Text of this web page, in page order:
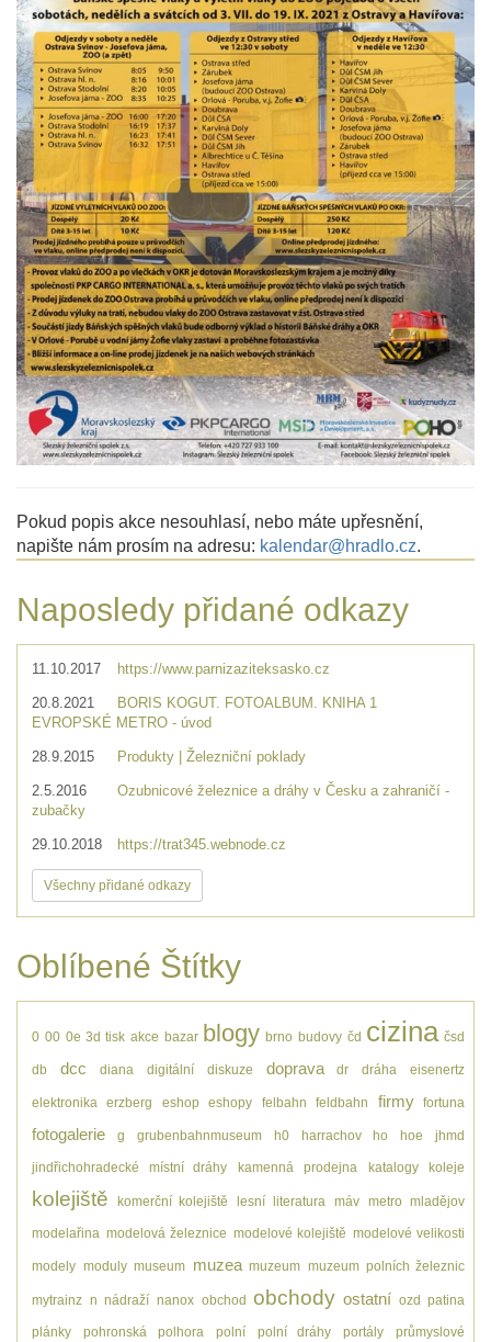
Pokud popis akce nesouhlasí, nebo máte upřesnění,
napište nám prosím na adresu: kalendar@hradlo.cz.
Naposledy přidané odkazy
11.10.2017 https://www.parnizaziteksasko.cz
20.8.2021
BORIS KOGUT. FOTOALBUM. KNIHA 1
EVROPSKÉ METRO - úvod
28.9.2015 Produkty | Železniční poklady
2.5.2016
Ozubnicové železnice a dráhy v Česku a zahraničí -
zubačky
29.10.2018 https://trat345.webnode.cz
Všechny přidané odkazy
Oblíbené Štítky
0 00 0e 3d tisk akce bazar blogy brno budovy čd cizina čsd
db dcc diana digitální diskuze doprava dr dráha eisenertz
elektronika erzberg eshop eshopy felbahn feldbahn firmy fortuna
fotogalerie g grubenbahnmuseum h0 harrachov ho hoe jhmd
jindřichohradecké místní dráhy kamenná prodejna katalogy koleje
kolejiště komerční kolejiště lesní literatura máv metro mladějov
modelařina modelová železnice modelové kolejiště modelové velikosti
modely moduly museum muzea muzeum muzeum polních železnic
mytrainz n nádraží nanox obchod obchody ostatní ozd patina
plánky pohronská polhora polní polní dráhy portály průmyslové